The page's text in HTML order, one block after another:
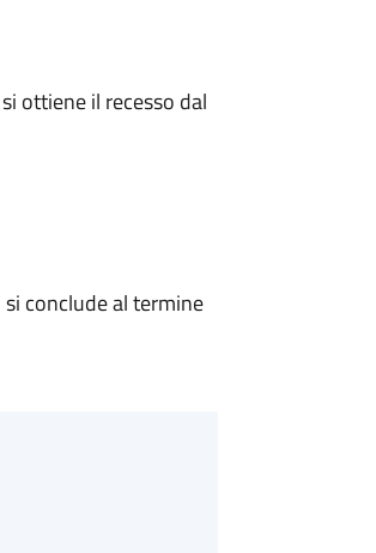
ottiene il recesso dal
conclude al termine